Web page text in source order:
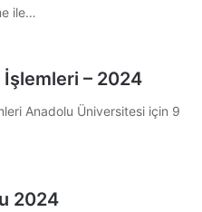
ile…
İşlemleri – 2024
Anadolu Üniversitesi için 9
2024